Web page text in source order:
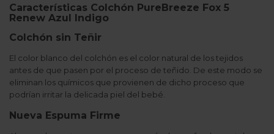
Características Colchón PureBreeze Fox 5
Renew Azul Indigo
Colchón sin Teñir
El color blanco del colchón es el color natural de los tejidos
antes de que pasen por el proceso de teñido. De este modo se
eliminan los químicos que provienen de dicho proceso que
podrían irritar la delicada piel del bebé.
Nueva Espuma Firme